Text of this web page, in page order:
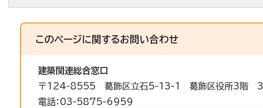
このページに関するお問い合わせ
建築関連総合窓口
〒124-8555 葛飾区立石5-13-1 葛飾区役所3階
電話：03-5875-6959